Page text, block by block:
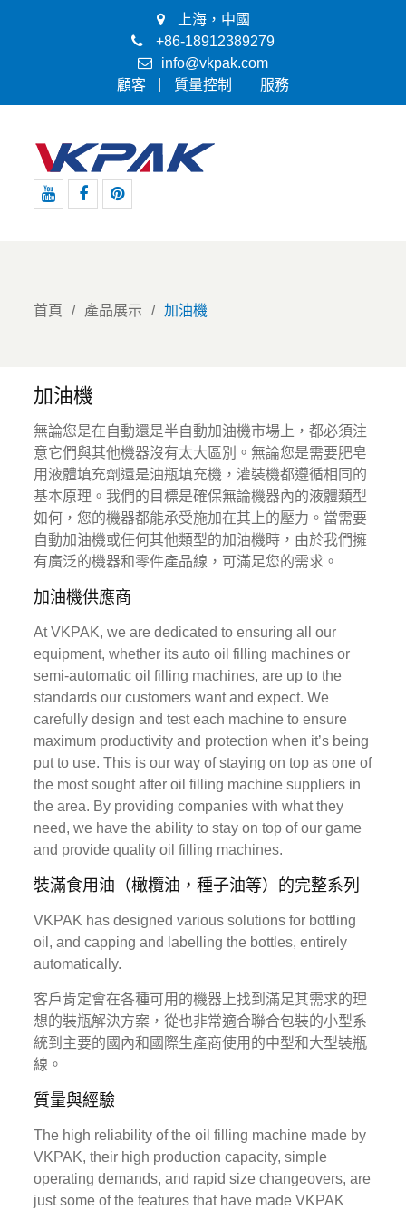
上海，中國
+86-18912389279
info@vkpak.com
顧客
質量控制 服務
首頁 產品展示 加油機
加油機
無論您是在自動還是半自動加油機市場上，都必須注
意它們與其他機器沒有太大區別。無論您是需要肥皂
用液體填充劑還是油瓶填充機，灌裝機都遵循相同的
基本原理。我們的目標是確保無論機器內的液體類型
如何，您的機器都能承受施加在其上的壓力。當需要
自動加油機或任何其他類型的加油機時，由於我們擁
有廣泛的機器和零件產品線，可滿足您的需求。
加油機供應商
At VKPAK, we are dedicated to ensuring all our
equipment, whether its auto oil filling machines or
semi-automatic oil filling machines, are up to the
standards our customers want and expect. We
carefully design and test each machine to ensure
maximum productivity and protection when it’s being
put to use. This is our way of staying on top as one of
the most sought after oil filling machine suppliers in
the area. By providing companies with what they
need, we have the ability to stay on top of our game
and provide quality oil filling machines.
裝滿食用油（橄欖油，種子油等）的完整系列
VKPAK has designed various solutions for bottling
oil, and capping and labelling the bottles, entirely
automatically.
客戶肯定會在各種可用的機器上找到滿足其需求的理
想的裝瓶解決方案，從也非常適合聯合包裝的小型系
統到主要的國內和國際生產商使用的中型和大型裝瓶
線。
質量與經驗
The high reliability of the oil filling machine made by
VKPAK, their high production capacity, simple
operating demands, and rapid size changeovers, are
just some of the features that have made VKPAK